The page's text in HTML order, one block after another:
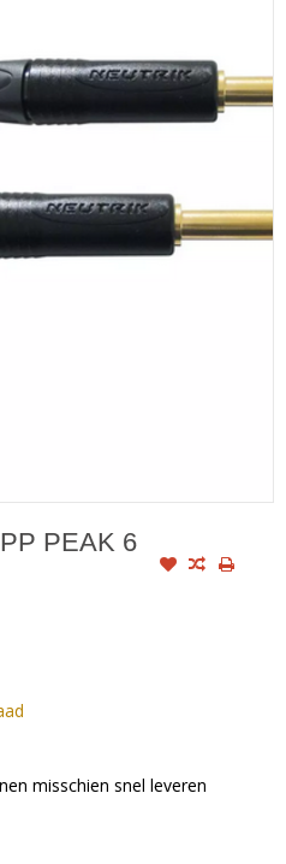
PEAK 6
misschien snel leveren